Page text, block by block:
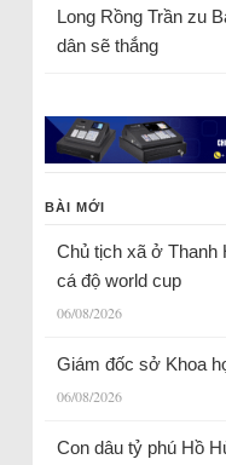
Long Rồng Trầnzu
dân sẽ thắng
BÀI MỚI
Chủ tịch xã ở Thanh
cá độ world cup
06/08/2026
Giám đốc sở Khoa
06/08/2026
Con dâu tỷ phú Hồ